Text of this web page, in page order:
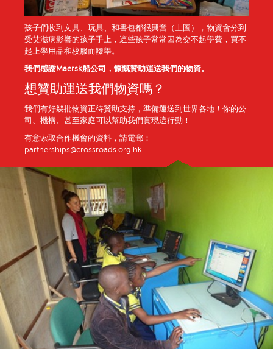
孩子們收到文具、玩具、和書包都很興奮（上圖），物資會分到
受艾滋病影響的孩子手上，這些孩子常常因為交不起學費，買不
起上學用品和校服而輟學。
我們感謝Maersk船公司，慷慨贊助運送我們的物資。
想贊助運送我們物資嗎？
我們有好幾批物資正待贊助支持，準備運送到世界各地！你的公
司、機構、甚至家庭可以幫助我們實現這行動！
有意索取合作機會的資料，請電郵：
partnerships@crossroads.org.hk